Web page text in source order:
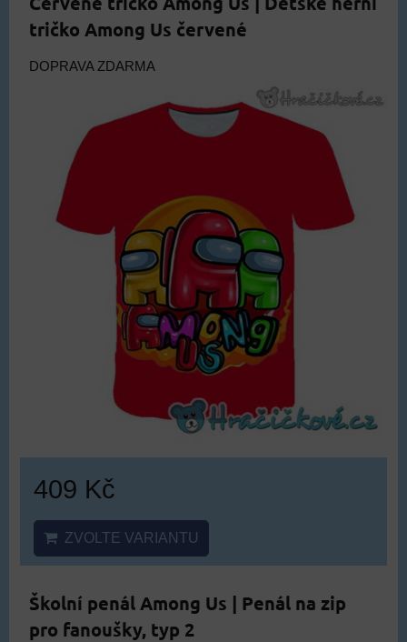
tričko Among Us červené
DOPRAVA ZDARMA
409 Kč
ZVOLTE VARIANTU
Školní penál Among Us | Penál na zip
pro fanoušky, typ 2